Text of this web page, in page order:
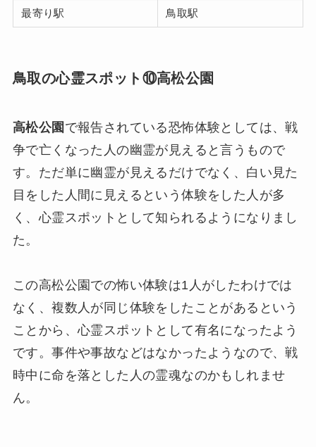
最寄り駅 鳥取駅
鳥取の心霊スポット⑩高松公園
高松公園 で報告されている恐怖体験としては、戦
争で亡くなった人の幽霊が見えると言うもので
す。ただ単に幽霊が見えるだけでなく、白い見た
目をした人間に見えるという体験をした人が多
く、心霊スポットとして知られるようになりまし
た。
この高松公園での怖い体験は1人がしたわけでは
なく、複数人が同じ体験をしたことがあるという
ことから、心霊スポットとして有名になったよう
です。事件や事故などはなかったようなので、戦
時中に命を落とした人の霊魂なのかもしれませ
ん。